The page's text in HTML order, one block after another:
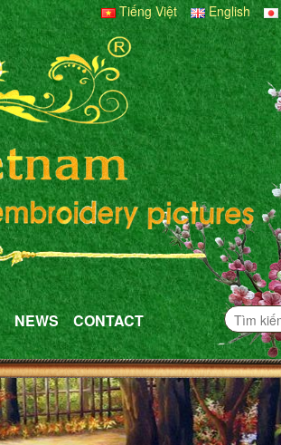
Tiếng Việt English
NEWS CONTACT